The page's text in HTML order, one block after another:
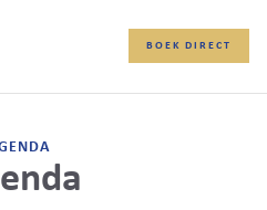
BOEK DIRECT